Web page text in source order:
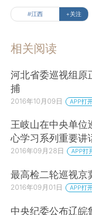
#江西 +关注
相关阅读
河北省委巡视组原
捕
2016年10月09日 APP打
王岐山在中央单位
心学习系列重要讲
2016年09月28日 APP打
最高检二轮巡视京
2016年09月01日 APP打
中央纪委公布辽皖